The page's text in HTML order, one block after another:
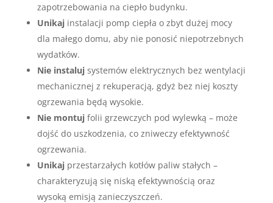
zapotrzebowania na ciepło budynku.
Unikajinstalacji pomp ciepła o zbyt dużej mocy
dla małego domu, aby nie ponosić niepotrzebnych
wydatków.
Nie instalujsystemów elektrycznych bez wentylacji
mechanicznej z rekuperacją, gdyż bez niej koszty
ogrzewania będą wysokie.
Nie montujfolii grzewczych pod wylewką – może
dojść do uszkodzenia, co zniweczy efektywność
ogrzewania.
Unikajprzestarzałych kotłów paliw stałych –
charakteryzują się niską efektywnością oraz
wysoką emisją zanieczyszczeń.